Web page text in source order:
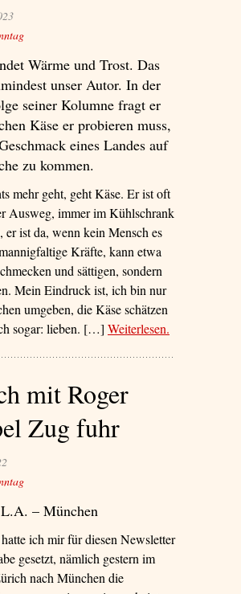
Wärme und Trost. Das
unser Autor. In der
seiner Kolumne fragt er
Käse er probieren muss,
eines Landes auf
zu kommen.
mehr geht, geht Käse. Er ist oft
Ausweg, immer im Kühlschrank
er ist da, wenn kein Mensch es
Kräfte, kann etwa
und sättigen, sondern
Mein Eindruck ist, ich bin nur
umgeben, die Käse schätzen
sogar: lieben. […] Weiterlesen– ‘Say
.
mit Roger
Zug fuhr
– München
ich mir für diesen Newsletter
gesetzt, nämlich gestern im
nach München die